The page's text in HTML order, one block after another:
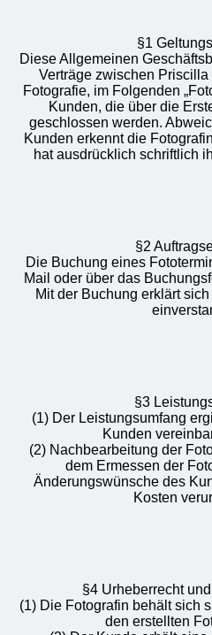
§1
Diese Allgemeinen
Verträge zwischen
Fotografie, im Folgenden
Kunden, die über die
geschlossen werden.
Kunden erkennt die
hat ausdrücklich schriftlich
§2
Die Buchung eines
Mail oder über das
Mit der Buchung erklärt
§3
(1) Der Leistungsumfang
Kunden
(2) Nachbearbeitung der
dem Ermessen der
Änderungswünsche des
Kosten
§4 Urheberrecht
(1) Die Fotografin behält sich
den erstellten